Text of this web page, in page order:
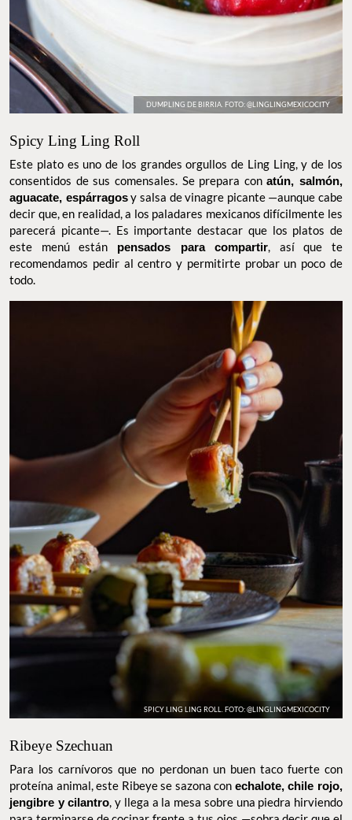
DUMPLING DE BIRRIA. FOTO: @LINGLINGMEXICOCITY
Spicy Ling Ling Roll
Este plato es uno de los grandes orgullos de Ling Ling, y de los
consentidos de sus comensales. Se prepara conatún, salmón,
aguacate, espárragos
decir que, en realidad, a los paladares mexicanos difícilmente les
parecerá picante—. Es importante destacar que los platos de
pensados para compartir
recomendamos pedir al centro y permitirte probar un poco de
SPICY LING LING ROLL. FOTO: @LINGLINGMEXICOCITY